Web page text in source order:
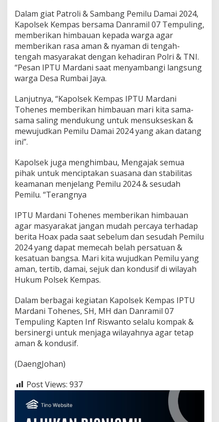
n
H
i
m
b
a
u
n
e
m
i
u
m
a
Dalam giat Patroli & Sambang Pemilu Damai 2024,
Kapolsek Kempas bersama Danramil 07 Tempuling,
memberikan himbauan kepada warga agar
memberikan rasa aman & nyaman di tengah-
tengah masyarakat dengan kehadiran Polri & TNI.
“Pesan IPTU Mardani saat menyambangi langsung
warga Desa Rumbai Jaya.
Lanjutnya, “Kapolsek Kempas IPTU Mardani
Tohenes memberikan himbauan mari kita sama-
sama saling mendukung untuk mensukseskan &
mewujudkan Pemilu Damai 2024 yang akan datang
ini”.
Kapolsek juga menghimbau, Mengajak semua
pihak untuk menciptakan suasana dan stabilitas
keamanan menjelang Pemilu 2024 & sesudah
Pemilu. “Terangnya
IPTU Mardani Tohenes memberikan himbauan
agar masyarakat jangan mudah percaya terhadap
berita Hoax pada saat sebelum dan sesudah Pemilu
2024 yang dapat memecah belah persatuan &
kesatuan bangsa. Mari kita wujudkan Pemilu yang
aman, tertib, damai, sejuk dan kondusif di wilayah
Hukum Polsek Kempas.
Dalam berbagai kegiatan Kapolsek Kempas IPTU
Mardani Tohenes, SH, MH dan Danramil 07
Tempuling Kapten Inf Riswanto selalu kompak &
bersinergi untuk menjaga wilayahnya agar tetap
aman & kondusif.
(DaengJohan)
Post Views: 937